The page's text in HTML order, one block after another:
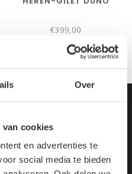
Over
van cookies
en advertenties te
social media te bieden
€399,00